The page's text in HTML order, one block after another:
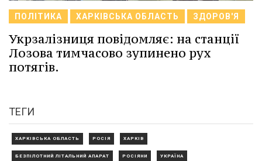
ПОЛІТИКА ХАРКІВСЬКА ОБЛАСТЬ ЗДОРОВ'Я
Укрзалізниця повідомляє: на станції
Лозова тимчасово зупинено рух
потягів.
ТЕГИ
ХАРКІВСЬКА ОБЛАСТЬ РОСІЯ ХАРКІВ
БЕЗПІЛОТНИЙ ЛІТАЛЬНИЙ АПАРАТ РОСІЯНИ УКРАЇНА